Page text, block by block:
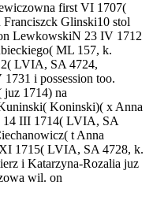
first VI 1707(
Glinski10 stol
LewkowskiN 23 IV 1712
ML 157, k.
LVIA, SA 4724,
i possession too.
juz 1714) na
Koninski)( x Anna
14 III 1714( LVIA, SA
t Anna
1715( LVIA, SA 4728, k.
i Katarzyna-Rozalia juz
wil. on